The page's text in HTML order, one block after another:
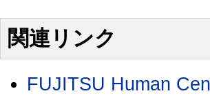
関連リンク
FUJITSU Human